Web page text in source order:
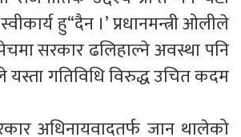
हु“दैन ।’ प्रधानमन्त्री ओलीले
सरकार ढलिहाल्ने अवस्था पनि
गतिविधि विरुद्ध उचित कदम
अधिनायवादतर्फ जान थालेको